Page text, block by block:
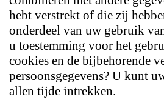
hebt verstrekt of die zij
onderdeel van uw gebruik
u toestemming voor het
cookies en de bijbehorende
persoonsgegevens? U kunt
allen tijde intrekken.